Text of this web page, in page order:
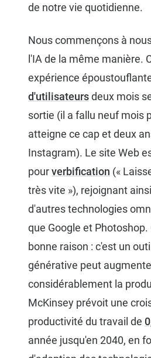
de notre vie quotidienne.
Nous commençons à
l'IA de la même manière.
expérience
d'utilisateursdeux mois
sortie (il a fallu neuf mois
atteigne ce cap et deux
Instagram). Le site Web
pourverbification («
très vite »), rejoignant
d'autres technologies
que Google et Photoshop.
bonne raison : c'est un
générative peut
considérablement la
McKinsey prévoit une
productivité du travail de
année jusqu'en 2040, en